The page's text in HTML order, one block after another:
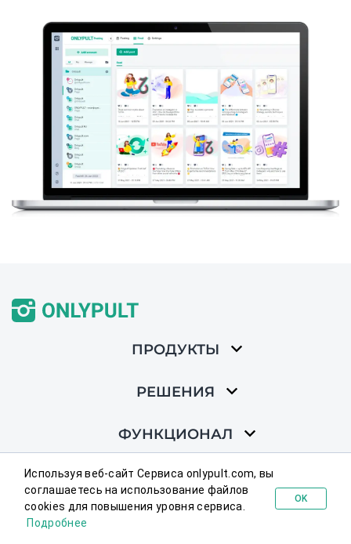
ПРОДУКТЫ
РЕШЕНИЯ
ФУНКЦИОНАЛ
ПОМОЩЬ
Используя веб-сайт Сервиса onlypult.com, вы
соглашаетесь на использование файлов
cookies для повышения уровня сервиса.
Подробнее
OK
Попробовать бесплатно